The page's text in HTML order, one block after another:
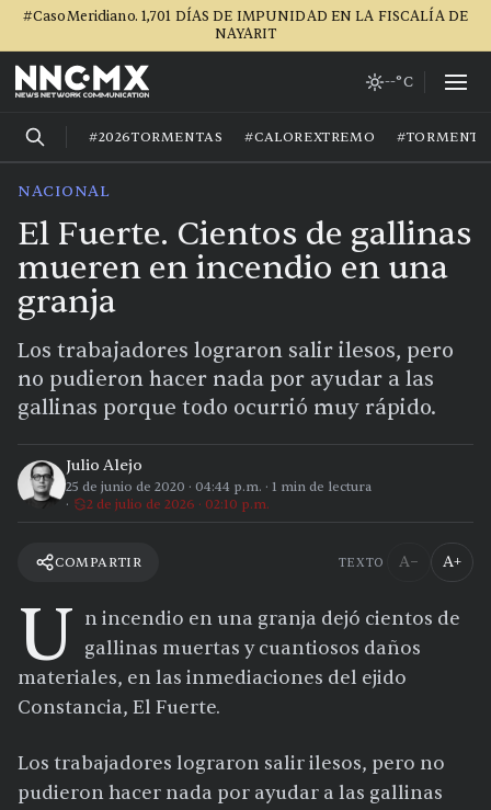
#CasoMeridiano. 1,701 DÍAS DE IMPUNIDAD EN LA FISCALÍA DE
NAYARIT
--°C
#2026TORMENTAS #CALOREXTREMO
NACIONAL
El Fuerte. Cientos de gallinas
mueren en incendio en una
granja
Los trabajadores lograron salir ilesos, pero
no pudieron hacer nada por ayudar a las
gallinas porque todo ocurrió muy rápido.
Julio Alejo
25 de junio de 2020 · 04:44 p.m. · 1 min de lectura
2 de julio de 2026 · 02:10 p.m.
COMPARTIR TEXTO A− A+
U n incendio en una granja dejó cientos de
gallinas muertas y cuantiosos daños
materiales, en las inmediaciones del ejido
Constancia, El Fuerte.
Los trabajadores lograron salir ilesos, pero no
pudieron hacer nada por ayudar a las gallinas